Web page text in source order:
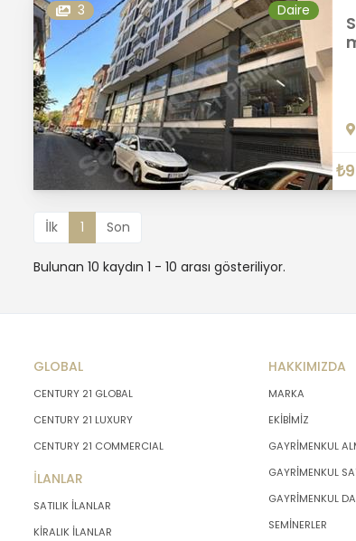
3 Daire
İlk 1 Son
Bulunan 10 kaydın 1 - 10 arası gösteriliyor.
GLOBAL
CENTURY 21 GLOBAL
CENTURY 21 LUXURY
CENTURY 21 COMMERCIAL
İLANLAR
SATILIK İLANLAR
KİRALIK İLANLAR
HAKKIMIZDA
MARKA
EKİBİMİZ
GAYRİMENKUL
GAYRİMENKUL
GAYRİMENKUL
SEMİNERLER